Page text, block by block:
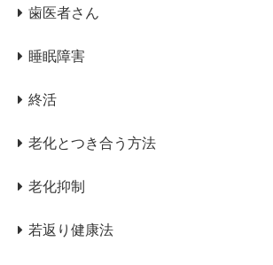
歯医者さん
睡眠障害
終活
老化とつき合う方法
老化抑制
若返り健康法